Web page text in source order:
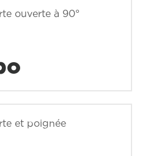
ouverte à 90°
et poignée